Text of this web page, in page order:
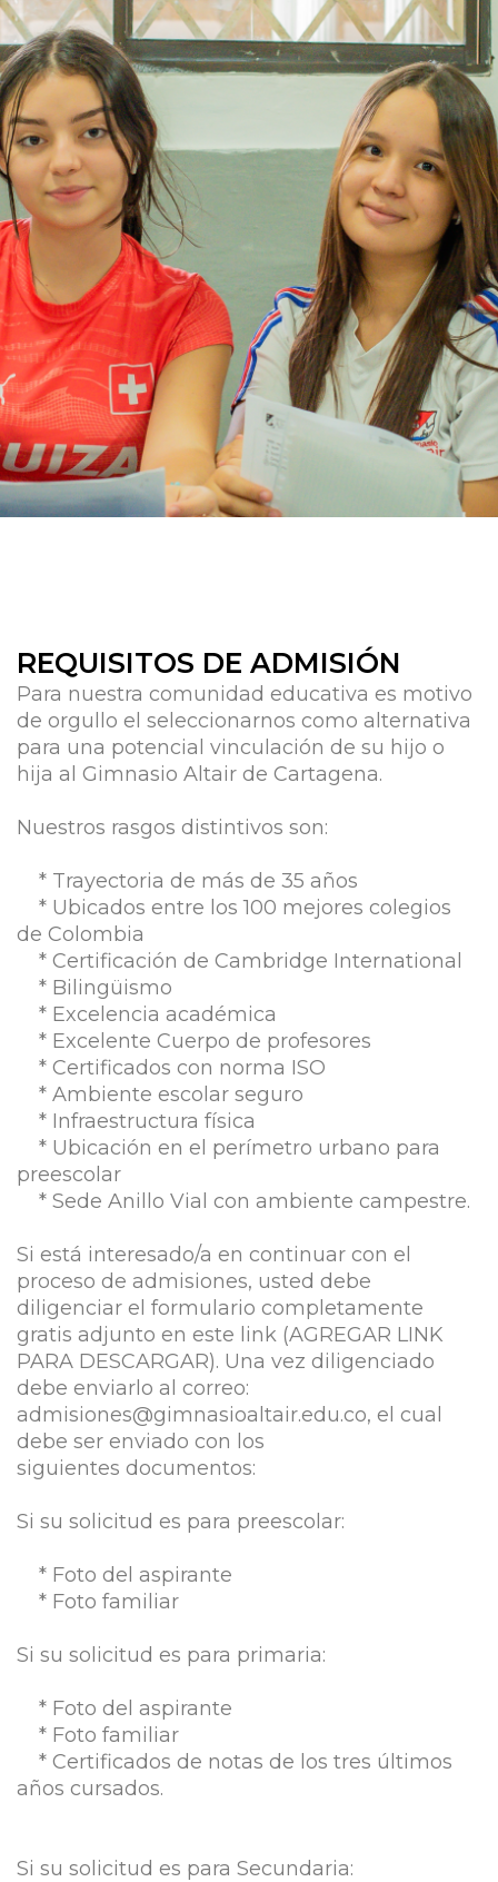
REQUISITOS DE ADMISIÓN
Para nuestra comunidad educativa es motivo
de orgullo el seleccionarnos como alternativa
para una potencial vinculación de su hijo o
hija al Gimnasio Altair de Cartagena.
Nuestros rasgos distintivos son:
* Trayectoria de más de 35 años
* Ubicados entre los 100 mejores colegios
de Colombia
* Certificación de Cambridge International
* Bilingüismo
* Excelencia académica
* Excelente Cuerpo de profesores
* Certificados con norma ISO
* Ambiente escolar seguro
* Infraestructura física
* Ubicación en el perímetro urbano para
preescolar
* Sede Anillo Vial con ambiente campestre.
Si está interesado/a en continuar con el
proceso de admisiones, usted debe
diligenciar el formulario completamente
gratis adjunto en este link (AGREGAR LINK
PARA DESCARGAR). Una vez diligenciado
debe enviarlo al correo:
admisiones@gimnasioaltair.edu.co, el cual
debe ser enviado con los
siguientes documentos:
Si su solicitud es para preescolar:
* Foto del aspirante
* Foto familiar
Si su solicitud es para primaria:
* Foto del aspirante
* Foto familiar
* Certificados de notas de los tres últimos
años cursados.
Si su solicitud es para Secundaria: